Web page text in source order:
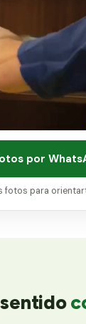
por
fotos para